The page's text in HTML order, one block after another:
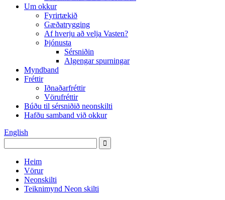
Um okkur
Fyrirtækið
Gæðatrygging
Af hverju að velja Vasten?
Þjónusta
Sérsniðin
Algengar spurningar
Myndband
Fréttir
Iðnaðarfréttir
Vörufréttir
Búðu til sérsniðið neonskilti
Hafðu samband við okkur
English
Heim
Vörur
Neonskilti
Teiknimynd Neon skilti